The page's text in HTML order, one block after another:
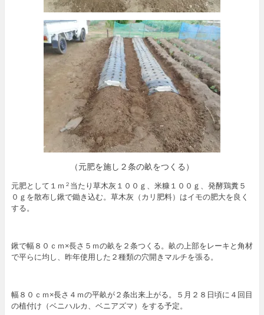
（元肥を施し２条の畝をつくる）
元肥として１ｍ ２ 当たり草木灰１００ｇ、米糠１００ｇ、発酵鶏糞５
０ｇを散布し鍬で鋤き込む。草木灰（カリ肥料）はイモの肥大を良く
する。
鍬で幅８０ｃｍ×長さ５ｍの畝を２条つくる。畝の上部をレーキと角材
で平らに均し、昨年使用した２種類の穴開きマルチを張る。
幅８０ｃｍ×長さ４ｍの平畝が２条出来上がる。５月２８日頃に４回目
の植付け（ベニハルカ、ベニアズマ）をする予定。